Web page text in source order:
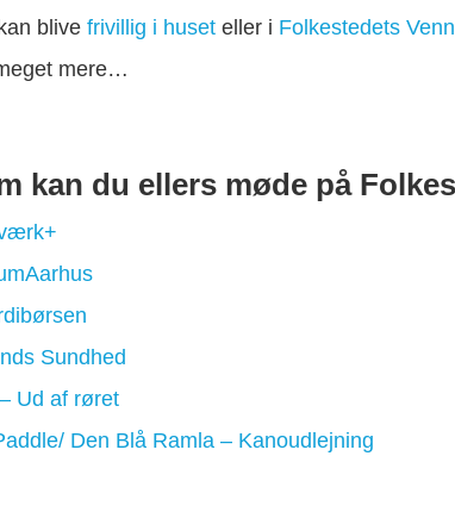
blive frivillig i huseteller i Folkestedets
mere…
kan du ellers møde på
Sundhed
Ud af røret
Den Blå Ramla – Kanoudlejning